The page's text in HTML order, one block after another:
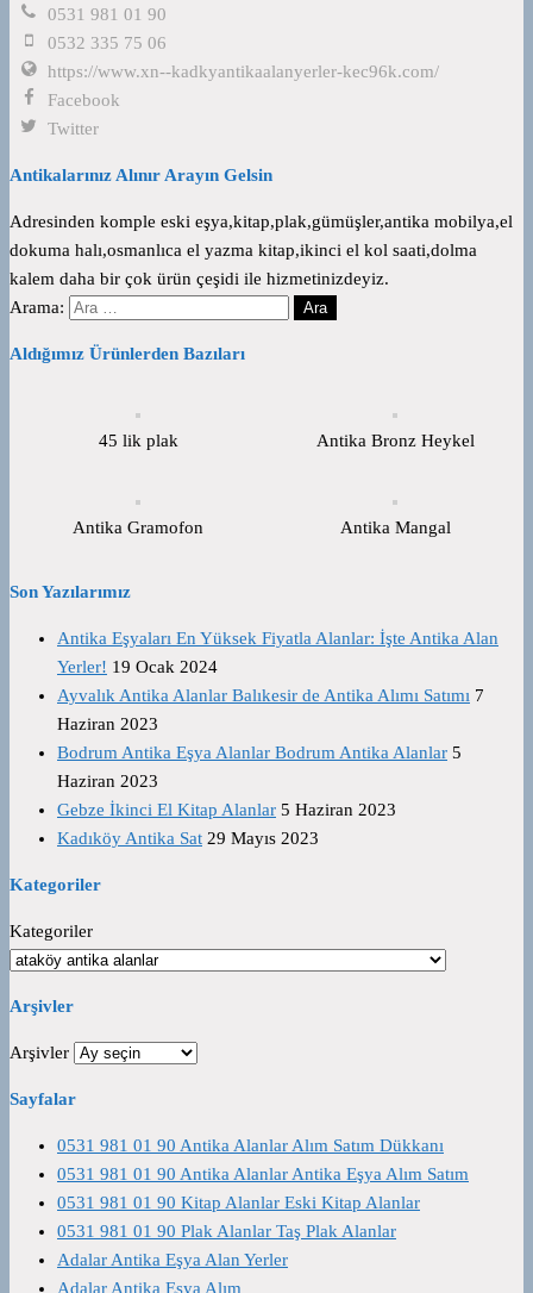
0531 981 01 90
0532 335 75 06
https://www.xn--kadkyantikaalanyerler-kec96k.com/
Facebook
Twitter
Antikalarınız Alınır Arayın Gelsin
Adresinden komple eski eşya,kitap,plak,gümüşler,antika mobilya,el
dokuma halı,osmanlıca el yazma kitap,ikinci el kol saati,dolma
kalem daha bir çok ürün çeşidi ile hizmetinizdeyiz.
Arama:
Aldığımız Ürünlerden Bazıları
45 lik plak Antika Bronz Heykel
Antika Gramofon Antika Mangal
Son Yazılarımız
Antika Eşyaları En Yüksek Fiyatla Alanlar: İşte Antika Alan
Yerler! 19 Ocak 2024
Ayvalık Antika Alanlar Balıkesir de Antika Alımı Satımı 7
Haziran 2023
Bodrum Antika Eşya Alanlar Bodrum Antika Alanlar 5
Haziran 2023
Gebze İkinci El Kitap Alanlar 5 Haziran 2023
Kadıköy Antika Sat 29 Mayıs 2023
Kategoriler
Kategoriler
Arşivler
Arşivler
Sayfalar
0531 981 01 90 Antika Alanlar Alım Satım Dükkanı
0531 981 01 90 Antika Alanlar Antika Eşya Alım Satım
0531 981 01 90 Kitap Alanlar Eski Kitap Alanlar
0531 981 01 90 Plak Alanlar Taş Plak Alanlar
Adalar Antika Eşya Alan Yerler
Adalar Antika Eşya Alım